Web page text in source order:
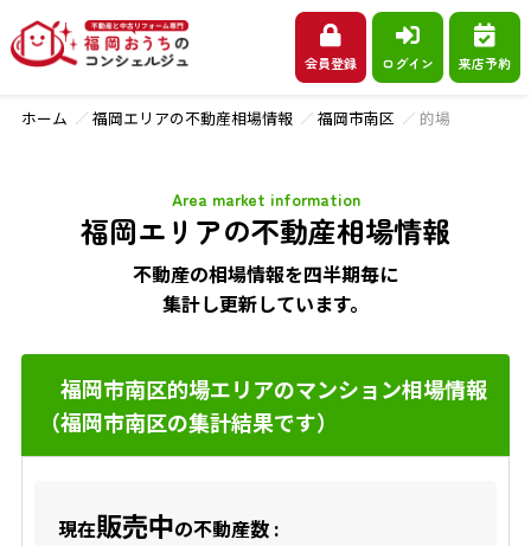
会員登録 ログイン 来店予約
ホーム 福岡エリアの不動産相場情報 福岡市南区 的場
福岡エリアの不動産相場情報
Area market information
不動産の相場情報を四半期毎に
集計し更新しています。
福岡市南区的場エリアのマンション相場情報
（福岡市南区の集計結果です）
現在販売中の不動産数 :